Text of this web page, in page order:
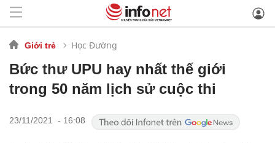
Giới trẻ Học Đường
Bức thư UPU hay nhất thế giới
trong 50 năm lịch sử cuộc thi
23/11/2021 - 16:08